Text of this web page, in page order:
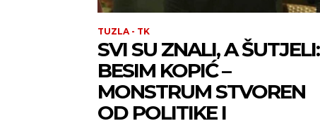
TUZLA - TK
SVI SU ZNALI, A ŠUTJELI:
BESIM KOPIĆ –
MONSTRUM STVOREN
OD POLITIKE I